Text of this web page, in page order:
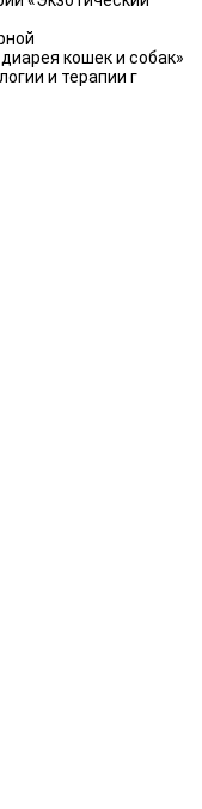
кошек и собак»
и терапии г